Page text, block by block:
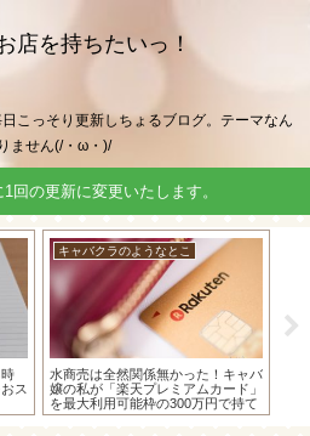
店を持ちたいっ！
こっそり更新しちょるブログ。テーマなん
ません(/・ω・)/
回の更新に変更いたします。
バ
」
D5500
ブログの写真用にニコンのマイクロ
レンズ「AF-S DX Micro NIKKOR
40mm f/2.8G」をD5500で使ってま
す(・ω・)